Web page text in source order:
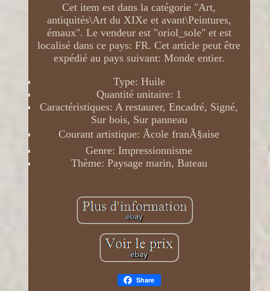
Cet item est dans la catégorie "Art,
antiquités\Art du XIXe et avant\Peintures,
émaux". Le vendeur est "oriol_sole" et est
localisé dans ce pays: FR. Cet article peut être
expédié au pays suivant: Monde entier.
Type: Huile
Quantité unitaire: 1
Caractéristiques: A restaurer, Encadré, Signé,
Sur bois, Sur panneau
Courant artistique: Ãcole franÃ§aise
Genre: Impressionnisme
Thème: Paysage marin, Bateau
Share